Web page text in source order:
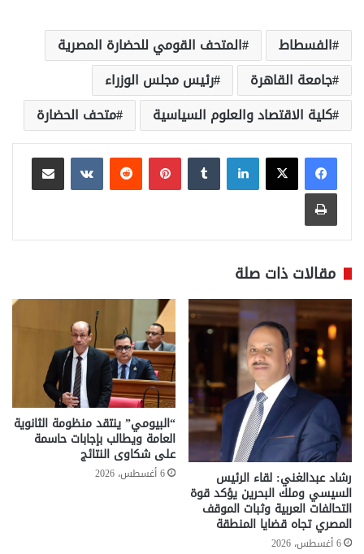
الفسطاط
المتحف القومي للحضارة المصرية
جامعة القاهرة
رئيس مجلس الوزراء
كلية الاقتصاد والعلوم السياسية
متحف الحضارة
لينكدإن بينتيريست
مشاركة عبر البريد
طباعة
مقالات ذات صلة
رشاد عبدالغني: لقاء الرئيس
السيسي وملك البحرين يؤكد قوة
التحالفات العربية وثبات الموقف
المصري تجاه قضايا المنطقة
6 أغسطس، 2026
“البيومي” ينتقد منظومة الثانوية
العامة ويطالب بإجابات حاسمة
على شكاوى النتائج
6 أغسطس، 2026